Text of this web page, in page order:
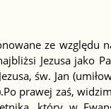
ze względu
Jezusa jako
św. Jan
prawej zaś,